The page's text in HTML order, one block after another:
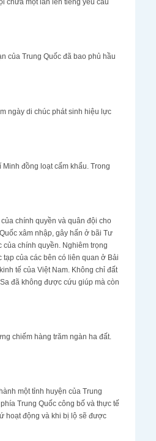
chưa một lần lên tiếng yêu cầu
của Trung Quốc đã bao phủ hầu
ngày di chúc phát sinh hiệu lực
đồng loạt cấm khẩu. Trong
chính quyền và quân đội cho
xâm nhập, gây hấn ở bãi Tư
chính quyền. Nghiêm trọng
của các bên có liên quan ở Bải
tế của Việt Nam. Không chỉ đất
đã không được cứu giúp mà còn
chiếm hàng trăm ngàn ha đất.
một tỉnh huyện của Trung
Trung Quốc công bố và thực tế
hoạt động và khi bị lộ sẽ được